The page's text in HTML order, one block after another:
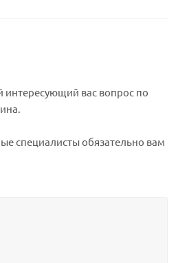
вас вопрос по
специалисты обязательно вам